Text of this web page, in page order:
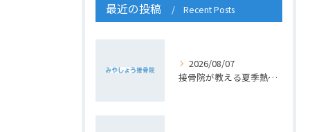
最近の投稿 Recent Posts
2026/08/07
接骨院が教える夏季熱中症対策法